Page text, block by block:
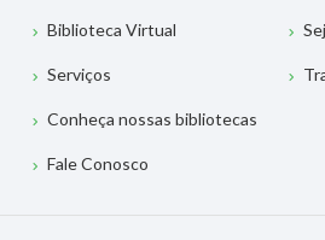
Biblioteca Virtual
Serviços
Conheça nossas bibliotecas
Fale Conosco